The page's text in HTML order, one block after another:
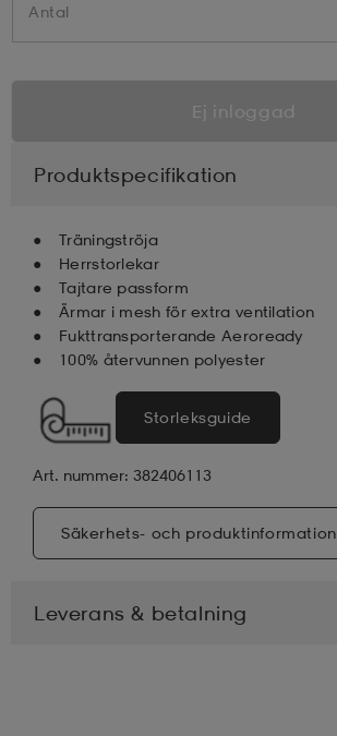
Antal
Ej inloggad
Produktspecifikation
Träningströja
Herrstorlekar
Tajtare passform
Ärmar i mesh för extra ventilation
Fukttransporterande Aeroready
100% återvunnen polyester
Storleksguide
Art. nummer: 382406113
Säkerhets- och produktinformation
Leverans & betalning